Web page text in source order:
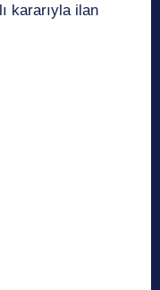
kararıyla ilan